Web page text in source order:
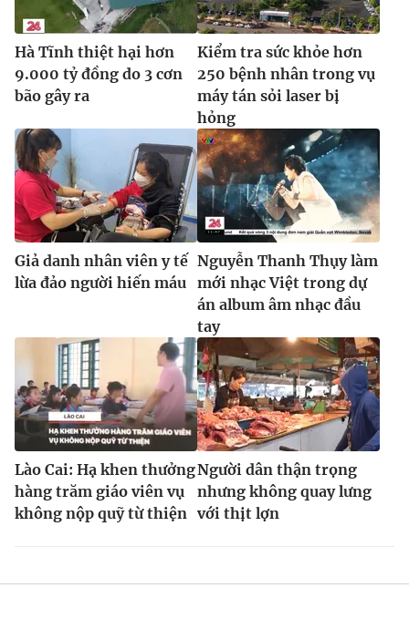
Ðiện thoại Thời báo VTV:024.66 897 897
Email:toasoan@vtv.vn
Liên hệ quảng cáo:024-7300.7108
® Cấm sao chép dưới mọi hình thức nếu không có sự chấp
thuận bằng văn bản. Ghi rõ nguồn VTV.vn khi phát hành lại
thông tin từ website này.
Hà Tĩnh thiệt hại hơn
9.000 tỷ đồng do 3 cơn
bão gây ra
Kiểm tra sức khỏe hơn
250 bệnh nhân trong vụ
máy tán sỏi laser bị
hỏng
Giả danh nhân viên y tế
lừa đảo người hiến máu
Nguyễn Thanh Thụy làm
mới nhạc Việt trong dự
án album âm nhạc đầu
tay
Lào Cai: Hạ khen thưởng
hàng trăm giáo viên vụ
không nộp quỹ từ thiện
Người dân thận trọng
nhưng không quay lưng
với thịt lợn